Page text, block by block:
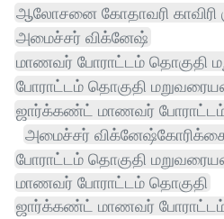
ஆலோசனை கோதாவரி காவிரி
அமைச்சர் விக்னேஷ்
மாணவர் போராட்டம் தொகுதி
போராட்டம் தொகுதி
ஜார்க்கண்ட் மாணவர்
அமைச்சர்
போராட்டம் தொகுதி
மாணவர் போராட்டம் தொகுதி
ஜார்க்கண்ட் மாணவர்